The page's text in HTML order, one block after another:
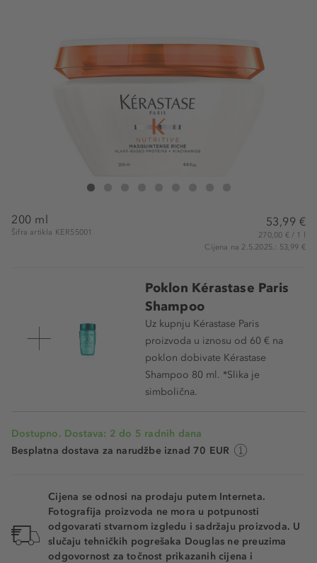
Kérastase Paris Nutritive Masquintense Riche
200 ml
Šifra artikla KER55001
53,99 €
270,00 € / 1 l
Cijena na 2.5.2025.: 53,99 €
Poklon Kérastase Paris
Shampoo
Uz kupnju Kérastase Paris
proizvoda u iznosu od 60 € na
poklon dobivate Kérastase
Shampoo 80 ml. *Slika je
simbolična.
Dostupno. Dostava: 2 do 5 radnih dana
Besplatna dostava za narudžbe iznad 70 EUR
Cijena se odnosi na prodaju putem Interneta.
Fotografija proizvoda ne mora u potpunosti
odgovarati stvarnom izgledu i sadržaju proizvoda. U
slučaju tehničkih pogrešaka Douglas ne preuzima
odgovornost za točnost prikazanih cijena i